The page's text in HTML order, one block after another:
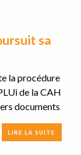
sa
la procédure
de la CAH
documents
LIRE LA SUITE